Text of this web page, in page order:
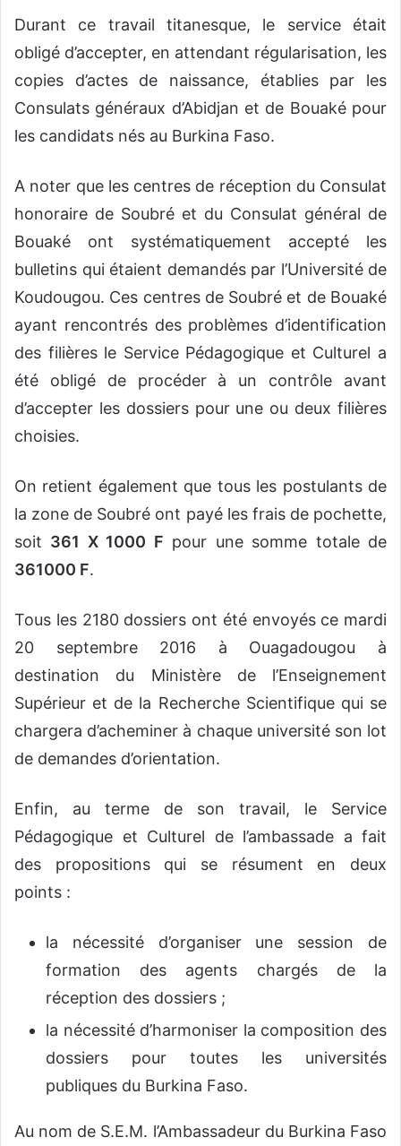
Durant ce travail titanesque, le service était
obligé d’accepter, en attendant régularisation, les
copies d’actes de naissance, établies par les
Consulats généraux d’Abidjan et de Bouaké pour
les candidats nés au Burkina Faso.
A noter que les centres de réception du Consulat
honoraire de Soubré et du Consulat général de
Bouaké ont systématiquement accepté les
bulletins qui étaient demandés par l’Université de
Koudougou. Ces centres de Soubré et de Bouaké
ayant rencontrés des problèmes d’identification
des filières le Service Pédagogique et Culturel a
été obligé de procéder à un contrôle avant
d’accepter les dossiers pour une ou deux filières
choisies.
On retient également que tous les postulants de
la zone de Soubré ont payé les frais de pochette,
soit 361 X 1000 F pour une somme totale de
361000 F.
Tous les 2180 dossiers ont été envoyés ce mardi
20 septembre 2016 à Ouagadougou à
destination du Ministère de l’Enseignement
Supérieur et de la Recherche Scientifique qui se
chargera d’acheminer à chaque université son lot
de demandes d’orientation.
Enfin, au terme de son travail, le Service
Pédagogique et Culturel de l’ambassade a fait
des propositions qui se résument en deux
points :
la nécessité d’organiser une session de
formation des agents chargés de la
réception des dossiers ;
la nécessité d’harmoniser la composition des
dossiers pour toutes les universités
publiques du Burkina Faso.
Au nom de S.E.M. l’Ambassadeur du Burkina Faso